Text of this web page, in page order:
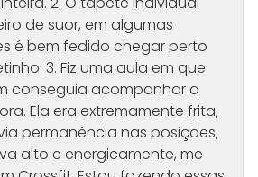
de suor, em algumas
é bem fedido chegar perto
3. Fiz uma aula em que
conseguia acompanhar a
Ela era extremamente frita,
permanência nas posições,
alto e energicamente, me